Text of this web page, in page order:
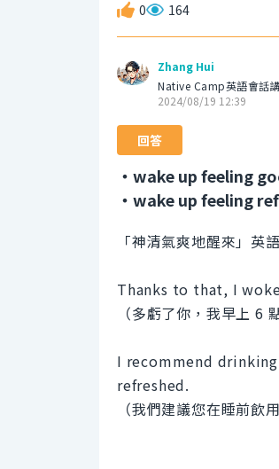
0 164
Zhang Hui
Native Camp英語會話
2024/08/19 12:39
回答
・wake up feeling
・wake up feeling
「神清氣爽地醒來」
Thanks to that, I
（多虧了你，我早上 6
I recommend
refreshed.
（我們建議您在睡前飲